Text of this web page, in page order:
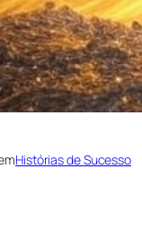
Histórias de Sucesso